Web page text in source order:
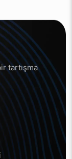
tartışma